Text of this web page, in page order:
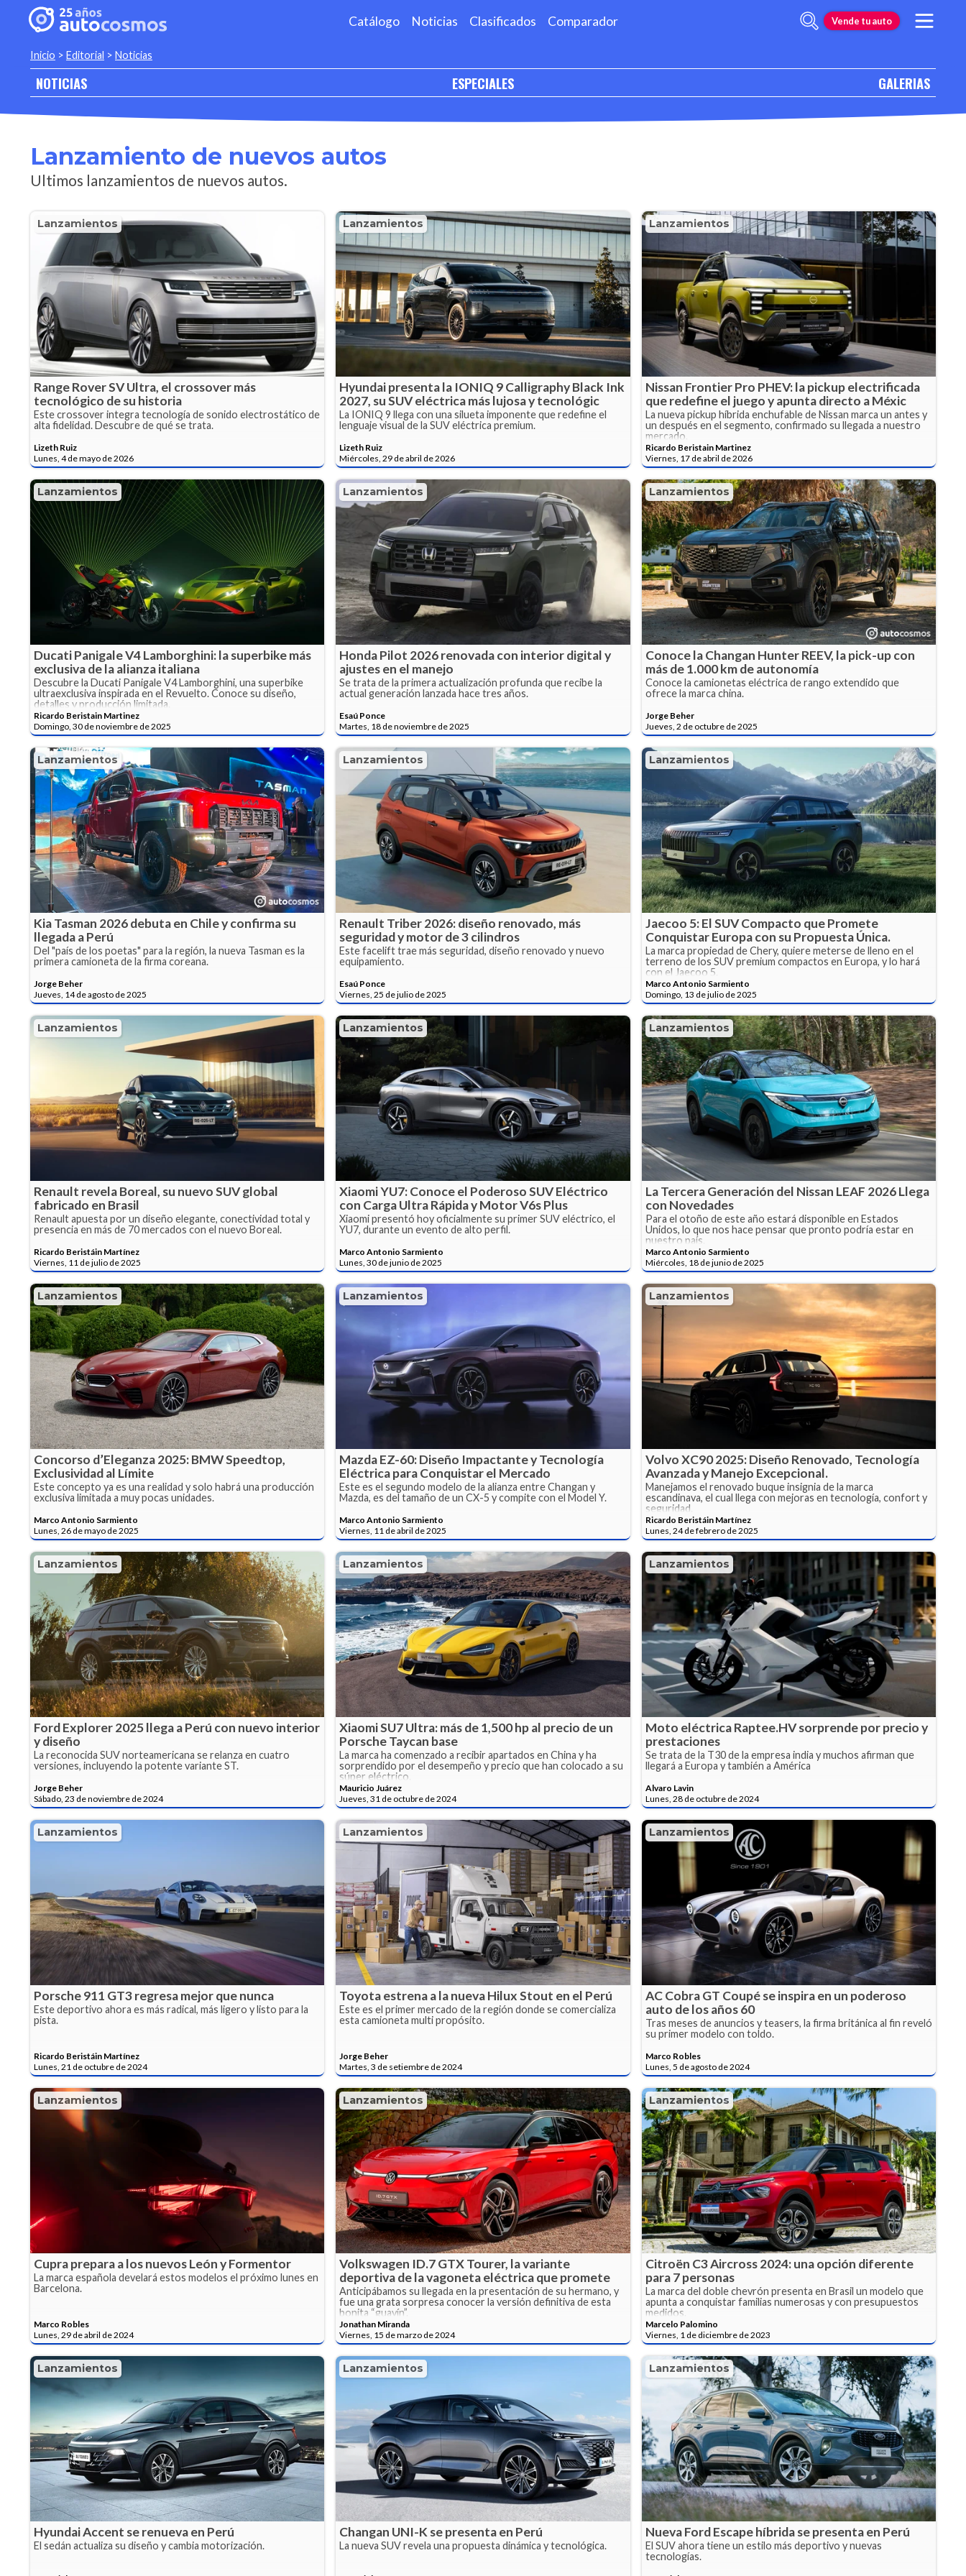
Catálogo Noticias Clasificados Comparador Vende tu auto
Inicio > Editorial > Noticias
NOTICIAS ESPECIALES GALERIAS
Lanzamiento de nuevos autos
Ultimos lanzamientos de nuevos autos.
Lanzamientos
Range Rover SV Ultra, el crossover más
tecnológico de su historia
Este crossover integra tecnología de sonido electrostático de
alta fidelidad. Descubre de qué se trata.
Lizeth Ruiz
Lunes, 4 de mayo de 2026
Lanzamientos
Hyundai presenta la IONIQ 9 Calligraphy Black Ink
2027, su SUV eléctrica más lujosa y tecnológic
La IONIQ 9 llega con una silueta imponente que redefine el
lenguaje visual de la SUV eléctrica premium.
Lizeth Ruiz
Miércoles, 29 de abril de 2026
Lanzamientos
Nissan Frontier Pro PHEV: la pickup electrificada
que redefine el juego y apunta directo a Méxic
La nueva pickup híbrida enchufable de Nissan marca un antes y
un después en el segmento, confirmado su llegada a nuestro
mercado.
Ricardo Beristain Martinez
Viernes, 17 de abril de 2026
Lanzamientos
Ducati Panigale V4 Lamborghini: la superbike más
exclusiva de la alianza italiana
Descubre la Ducati Panigale V4 Lamborghini, una superbike
ultraexclusiva inspirada en el Revuelto. Conoce su diseño,
detalles y producción limitada.
Ricardo Beristain Martinez
Domingo, 30 de noviembre de 2025
Lanzamientos
Honda Pilot 2026 renovada con interior digital y
ajustes en el manejo
Se trata de la primera actualización profunda que recibe la
actual generación lanzada hace tres años.
Esaú Ponce
Martes, 18 de noviembre de 2025
Lanzamientos
Conoce la Changan Hunter REEV, la pick-up con
más de 1.000 km de autonomía
Conoce la camionetas eléctrica de rango extendido que
ofrece la marca china.
Jorge Beher
Jueves, 2 de octubre de 2025
Lanzamientos
Kia Tasman 2026 debuta en Chile y confirma su
llegada a Perú
Del "país de los poetas" para la región, la nueva Tasman es la
primera camioneta de la firma coreana.
Jorge Beher
Jueves, 14 de agosto de 2025
Lanzamientos
Renault Triber 2026: diseño renovado, más
seguridad y motor de 3 cilindros
Este facelift trae más seguridad, diseño renovado y nuevo
equipamiento.
Esaú Ponce
Viernes, 25 de julio de 2025
Lanzamientos
Jaecoo 5: El SUV Compacto que Promete
Conquistar Europa con su Propuesta Única.
La marca propiedad de Chery, quiere meterse de lleno en el
terreno de los SUV premium compactos en Europa, y lo hará
con el Jaecoo 5.
Marco Antonio Sarmiento
Domingo, 13 de julio de 2025
Lanzamientos
Renault revela Boreal, su nuevo SUV global
fabricado en Brasil
Renault apuesta por un diseño elegante, conectividad total y
presencia en más de 70 mercados con el nuevo Boreal.
Ricardo Beristáin Martínez
Viernes, 11 de julio de 2025
Lanzamientos
Xiaomi YU7: Conoce el Poderoso SUV Eléctrico
con Carga Ultra Rápida y Motor V6s Plus
Xiaomi presentó hoy oficialmente su primer SUV eléctrico, el
YU7, durante un evento de alto perfil.
Marco Antonio Sarmiento
Lunes, 30 de junio de 2025
Lanzamientos
La Tercera Generación del Nissan LEAF 2026 Llega
con Novedades
Para el otoño de este año estará disponible en Estados
Unidos, lo que nos hace pensar que pronto podría estar en
nuestro país.
Marco Antonio Sarmiento
Miércoles, 18 de junio de 2025
Lanzamientos
Concorso d’Eleganza 2025: BMW Speedtop,
Exclusividad al Límite
Este concepto ya es una realidad y solo habrá una producción
exclusiva limitada a muy pocas unidades.
Marco Antonio Sarmiento
Lunes, 26 de mayo de 2025
Lanzamientos
Mazda EZ-60: Diseño Impactante y Tecnología
Eléctrica para Conquistar el Mercado
Este es el segundo modelo de la alianza entre Changan y
Mazda, es del tamaño de un CX-5 y compite con el Model Y.
Marco Antonio Sarmiento
Viernes, 11 de abril de 2025
Lanzamientos
Volvo XC90 2025: Diseño Renovado, Tecnología
Avanzada y Manejo Excepcional.
Manejamos el renovado buque insignia de la marca
escandinava, el cual llega con mejoras en tecnología, confort y
seguridad.
Ricardo Beristáin Martínez
Lunes, 24 de febrero de 2025
Lanzamientos
Ford Explorer 2025 llega a Perú con nuevo interior
y diseño
La reconocida SUV norteamericana se relanza en cuatro
versiones, incluyendo la potente variante ST.
Jorge Beher
Sábado, 23 de noviembre de 2024
Lanzamientos
Xiaomi SU7 Ultra: más de 1,500 hp al precio de un
Porsche Taycan base
La marca ha comenzado a recibir apartados en China y ha
sorprendido por el desempeño y precio que han colocado a su
súper eléctrico.
Mauricio Juárez
Jueves, 31 de octubre de 2024
Lanzamientos
Moto eléctrica Raptee.HV sorprende por precio y
prestaciones
Se trata de la T30 de la empresa india y muchos afirman que
llegará a Europa y también a América
Alvaro Lavin
Lunes, 28 de octubre de 2024
Lanzamientos
Porsche 911 GT3 regresa mejor que nunca
Este deportivo ahora es más radical, más ligero y listo para la
pista.
Ricardo Beristáin Martínez
Lunes, 21 de octubre de 2024
Lanzamientos
Toyota estrena a la nueva Hilux Stout en el Perú
Este es el primer mercado de la región donde se comercializa
esta camioneta multi propósito.
Jorge Beher
Martes, 3 de setiembre de 2024
Lanzamientos
AC Cobra GT Coupé se inspira en un poderoso
auto de los años 60
Tras meses de anuncios y teasers, la firma británica al fin reveló
su primer modelo con toldo.
Marco Robles
Lunes, 5 de agosto de 2024
Lanzamientos
Cupra prepara a los nuevos León y Formentor
La marca española develará estos modelos el próximo lunes en
Barcelona.
Marco Robles
Lunes, 29 de abril de 2024
Lanzamientos
Volkswagen ID.7 GTX Tourer, la variante
deportiva de la vagoneta eléctrica que promete
Anticipábamos su llegada en la presentación de su hermano, y
fue una grata sorpresa conocer la versión definitiva de esta
bonita “guayín”.
Jonathan Miranda
Viernes, 15 de marzo de 2024
Lanzamientos
Citroën C3 Aircross 2024: una opción diferente
para 7 personas
La marca del doble chevrón presenta en Brasil un modelo que
apunta a conquistar familias numerosas y con presupuestos
medidos.
Marcelo Palomino
Viernes, 1 de diciembre de 2023
Lanzamientos
Hyundai Accent se renueva en Perú
El sedán actualiza su diseño y cambia motorización.
Lanzamientos
Changan UNI-K se presenta en Perú
La nueva SUV revela una propuesta dinámica y tecnológica.
Lanzamientos
Nueva Ford Escape híbrida se presenta en Perú
El SUV ahora tiene un estilo más deportivo y nuevas
tecnologías.